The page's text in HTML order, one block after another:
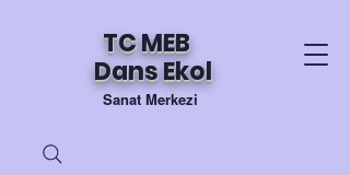
TC MEB
Dans Ekol
Sanat Merkezi